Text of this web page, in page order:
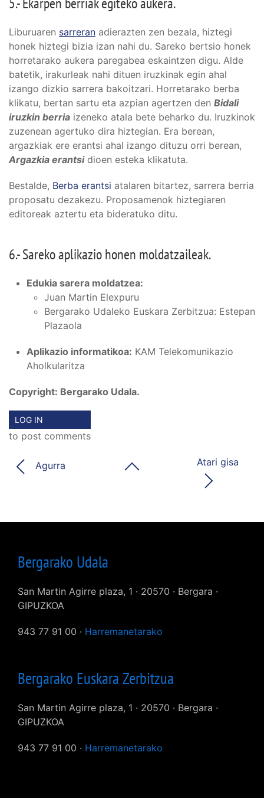
Liburuaren sarreran adierazten zen bezala, hiztegi
honek hiztegi bizia izan nahi du. Sareko bertsio honek
horretarako aukera paregabea eskaintzen digu. Alde
batetik, irakurleak nahi dituen iruzkinak egin ahal
izango dizkio sarrera bakoitzari. Horretarako berba
klikatu, bertan sartu eta azpian agertzen den Bidali
iruzkin berria izeneko atala bete beharko du. Iruzkinok
zuzenean agertuko dira hiztegian. Era berean,
argazkiak ere erantsi ahal izango dituzu orri berean,
Argazkia erantsidioen esteka klikatuta.
Bestalde, Berba erantsi atalaren bitartez, sarrera berria
proposatu dezakezu. Proposamenok hiztegiaren
editoreak aztertu eta bideratuko ditu.
6.- Sareko aplikazio honen moldatzaileak.
Edukia sarera moldatzea:
Juan Martin Elexpuru
Bergarako Udaleko Euskara Zerbitzua: Estepan
Plazaola
Aplikazio informatikoa: KAM Telekomunikazio
Aholkularitza
Copyright: Bergarako Udala.
LOG IN
to post comments
Agurra Atari gisa
Bergarako Udala
San Martin Agirre plaza, 1 · 20570 · Bergara ·
GIPUZKOA
943 77 91 00 · Harremanetarako
Bergarako Euskara Zerbitzua
San Martin Agirre plaza, 1 · 20570 · Bergara ·
GIPUZKOA
943 77 91 00 · Harremanetarako